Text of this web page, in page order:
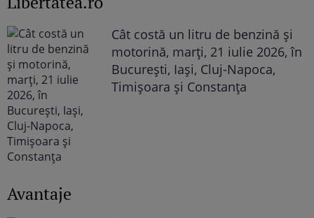
Cât costă un litru de benzină și
motorină, marți, 21 iulie 2026, în
București, Iași, Cluj-Napoca,
Timișoara și Constanța
Avantaje